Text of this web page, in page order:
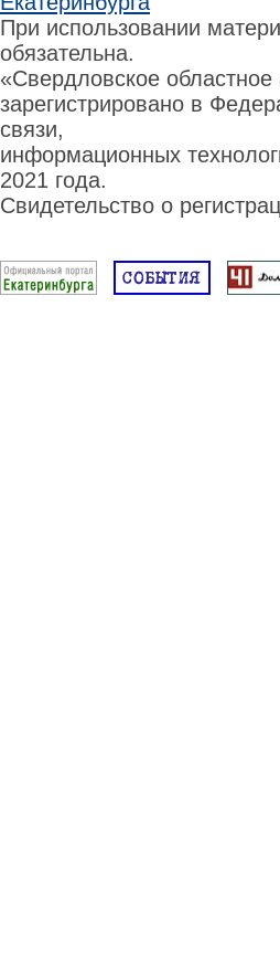
При использовании
обязательна.
«Свердловское
зарегистрировано в
связи,
информационных
2021 года.
Свидетельство о